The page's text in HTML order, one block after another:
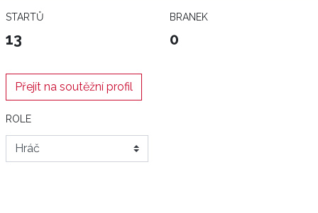
STARTŮ
13
BRANEK
0
Přejít na soutěžní profil
ROLE